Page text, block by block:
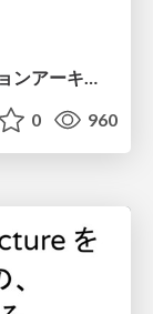
ArchUnit で始める Java アプリケーションアーキテクチャの自動テスト / 自動化大好きエンジニアLT会 / LT for Engineers who love Automation
0 960